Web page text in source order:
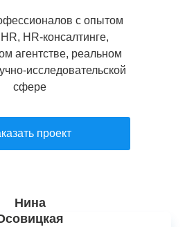
с опытом
HR-консалтинге,
агентстве, реальном
исследовательской
сфере
проект
Нина